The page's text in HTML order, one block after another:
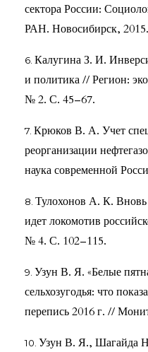
сектора России:
РАН. Новосибирск, 2015.
Калугина З. И.
и политика // Регион:
№ 2. С. 45–67.
Крюков В. А. Учет
реорганизации
наука современной
Тулохонов А. К. Вновь
идет локомотив
№ 4. С. 102–115.
Узун В. Я. «Белые
сельхозугодья: что
перепись 2016 г. //
Узун В. Я., Шагайда